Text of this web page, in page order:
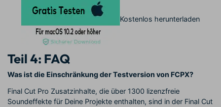
Kostenlos herunterladen
Teil 4: FAQ
Was ist die Einschränkung der Testversion von FCPX?
Final Cut Pro Zusatzinhalte, die über 1300 lizenzfreie
Soundeffekte für Deine Projekte enthalten, sind in der Final Cut